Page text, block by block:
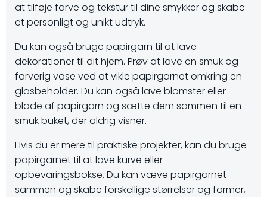
at tilføje farve og tekstur til dine smykker og skabe
et personligt og unikt udtryk.
Du kan også bruge papirgarn til at lave
dekorationer til dit hjem. Prøv at lave en smuk og
farverig vase ved at vikle papirgarnet omkring en
glasbeholder. Du kan også lave blomster eller
blade af papirgarn og sætte dem sammen til en
smuk buket, der aldrig visner.
Hvis du er mere til praktiske projekter, kan du bruge
papirgarnet til at lave kurve eller
opbevaringsbokse. Du kan væve papirgarnet
sammen og skabe forskellige størrelser og former,